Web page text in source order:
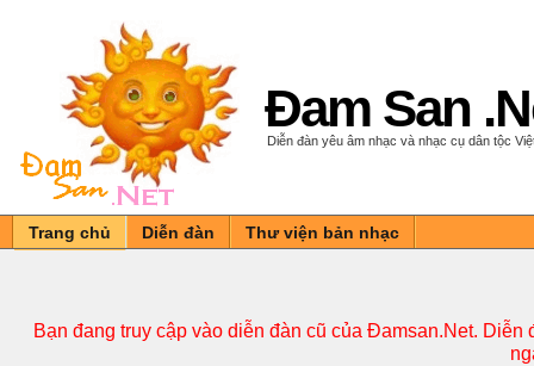
Đam San
Diễn đàn yêu âm nhạc và nhạc cụ dân tộc
Trang chủ Diễn đàn Thư viện bản nhạc
Bạn đang truy cập vào diễn đàn cũ của Đamsan.Net.